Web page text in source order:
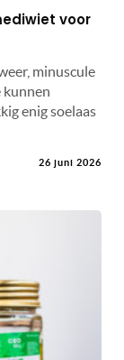
voor
minuscule
kunnen
enig soelaas
26 juni 2026